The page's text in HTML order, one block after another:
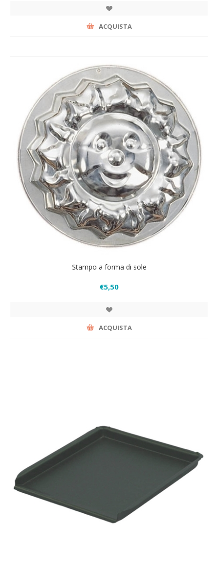
ACQUISTA
Stampo a forma di sole
€5,50
ACQUISTA